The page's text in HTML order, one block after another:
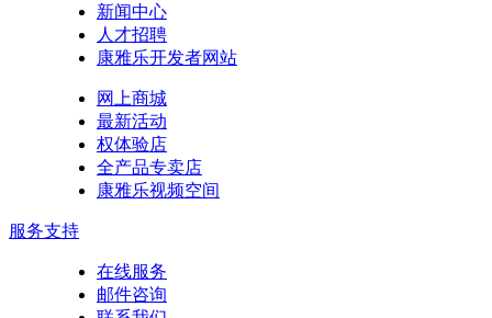
新闻中心
人才招聘
康雅乐开发者网站
网上商城
最新活动
权体验店
全产品专卖店
康雅乐视频空间
服务支持
在线服务
邮件咨询